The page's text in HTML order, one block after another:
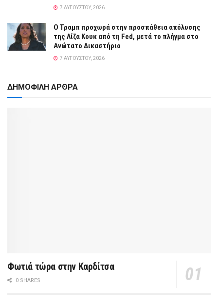
7 ΑΥΓΟΎΣΤΟΥ, 2026
Ο Τραμπ προχωρά στην προσπάθεια απόλυσης
της Λίζα Κουκ από τη Fed, μετά το πλήγμα στο
Ανώτατο Δικαστήριο
7 ΑΥΓΟΎΣΤΟΥ, 2026
ΔΗΜΟΦΙΛΗ ΑΡΘΡΑ
Φωτιά τώρα στην Καρδίτσα
0 SHARES